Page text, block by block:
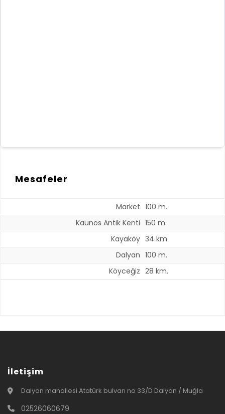
Mesafeler
Market 100 m.
Kaunos Antik Kenti 150 m.
Kayaköy 34 km.
Dalyan 100 m.
Köyceğiz 28 km.
İletişim
Dalyan mahallesi Atatürk bulvarı no 33/D Dalyan / Muğla
02526060679